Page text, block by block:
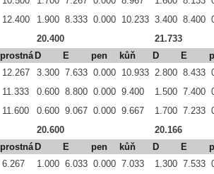
12.400 1.900 8.333 0.000 10.233 3.400 8.400
20.400 21.733
prostná D E pen kůň D E
12.267 3.300 7.633 0.000 10.933 2.800 8.433
11.333 0.600 8.800 0.000 9.400 1.500 7.400
11.600 0.600 9.067 0.000 9.667 1.700 7.233
20.600 20.166
prostná D E pen kůň D E
6.267 1.000 6.033 0.000 7.033 1.300 7.533